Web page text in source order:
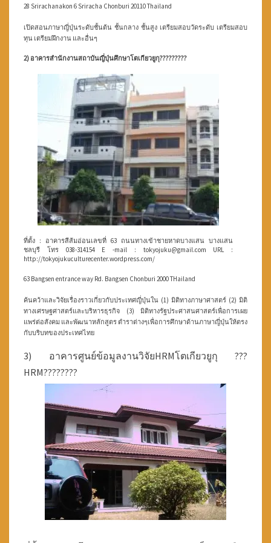
28 Srirachanakon 6 Sriracha Chonburi 20110 Thailand
เปิดสอนภาษาญี่ปุ่นระดับชั้นต้น ชั้นกลาง ชั้นสูง เตรียมสอบวัดระดับ เตรียมสอบ
ทุน เตรียมฝึกงาน และอื่นๆ
2) อาคารสำนักงานสถาบันญี่ปุ่นศึกษาโตเกียวยูกุ?????????
ที่ตั้ง : อาคารสีส้มอ่อนเลขที่ 63 ถนนทางเข้าชายหาดบางแสน บางแสน
ชลบุรี โทร 038-314154 E -mail : tokyojuku@gmail.com URL :
http://tokyojukuculturecenter.wordpress.com/
63 Bangsen entrance way Rd. Bangsen Chonburi 2000 THailand
ค้นคว้าและวิจัยเรื่องราวเกี่ยวกับประเทศญี่ปุ่นใน (1) มิติทางภาษาศาสตร์ (2) มิติ
ทางเศรษฐศาสตร์และบริหารธุรกิจ (3) มิติทางรัฐประศาสนศาสตร์เพื่อการเผย
แพร่ต่อสังคม และพัฒนาหลักสูตร ตำราต่างๆเพื่อการศึกษาด้านภาษาญี่ปุ่นให้ตรง
กับบริบทของประเทศไทย
3) อาคารศูนย์ข้อมูลงานวิจัยHRMโตเกียวยูกุ ???
HRM????????